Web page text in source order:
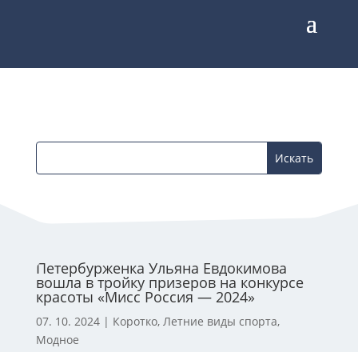
Петербурженка Ульяна Евдокимова
вошла в тройку призеров на конкурсе
красоты «Мисс Россия — 2024»
07. 10. 2024| Коротко, Летние виды спорта,
Модное